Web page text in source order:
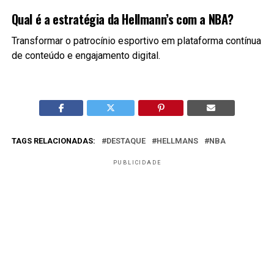
Qual é a estratégia da Hellmann’s com a NBA?
Transformar o patrocínio esportivo em plataforma contínua
de conteúdo e engajamento digital.
TAGS RELACIONADAS: DESTAQUE HELLMANS NBA
PUBLICIDADE